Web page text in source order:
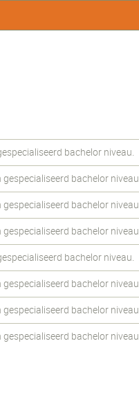
bachelor niveau.
bachelor niveau.
bachelor niveau.
bachelor niveau.
bachelor niveau.
bachelor niveau.
bachelor niveau.
bachelor niveau.